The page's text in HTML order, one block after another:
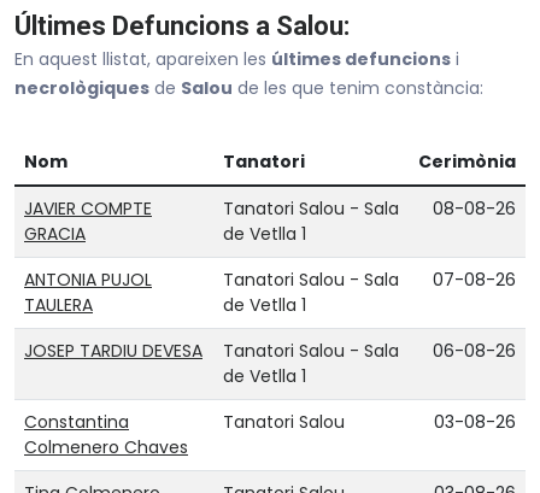
Tarragona
Valls
Últimes Defuncions a Salou:
En aquest llistat, apareixen les últimes defuncions i
necrològiques de Salou de les que tenim constància:
Nom Tanatori
Cerimònia
JAVIER COMPTE
GRACIA
Tanatori Salou - Sala
de Vetlla 1
08-08-26
ANTONIA PUJOL
TAULERA
Tanatori Salou - Sala
de Vetlla 1
07-08-26
JOSEP TARDIU DEVESA
Tanatori Salou - Sala
de Vetlla 1
06-08-26
Constantina
Colmenero Chaves
Tanatori Salou 03-08-26